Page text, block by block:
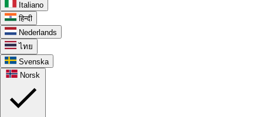
Italiano
हिन्दी
Nederlands
ไทย
Svenska
Norsk